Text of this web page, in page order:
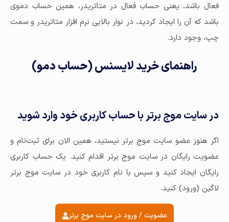
فعال باشد، یعنی حساب فعال در متاتریدر، همین حساب دموی
باشد که آن را ایجاد کردید، در نوار بالایی نرم افزار متاتریدر و سمت
چپ، وجود دارد.
راهنمای خرید لایسنس (حساب دمو)
در سایت موج برتر با حساب کاربری خود وارد شوید
اگر هنوز عضو سایت موج برتر نیستید، همین الان برای ثبت‌نام و
عضویت رایگان در سایت موج برتر اقدام کنید. یک حساب کاربری
رایگان ایجاد کنید و سپس با نام کاربری خود در سایت موج برتر
لاگین (ورود) کنید.
عضویت / ورود در سایت موج برتر